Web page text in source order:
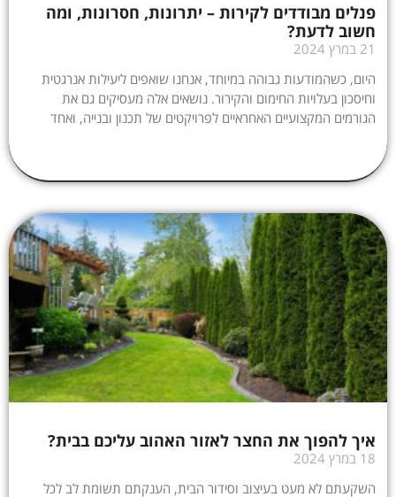
פנלים מבודדים לקירות – יתרונות, חסרונות, ומה
חשוב לדעת?
21 במרץ 2024
היום, כשהמודעות גבוהה במיוחד, אנחנו שואפים ליעילות אנרגטית
וחיסכון בעלויות החימום והקירור. נושאים אלה מעסיקים גם את
הגורמים המקצועיים האחראיים לפרויקטים של תכנון ובנייה, ואחד
איך להפוך את החצר לאזור האהוב עליכם בבית?
18 במרץ 2024
השקעתם לא מעט בעיצוב וסידור הבית, הענקתם תשומת לב לכל